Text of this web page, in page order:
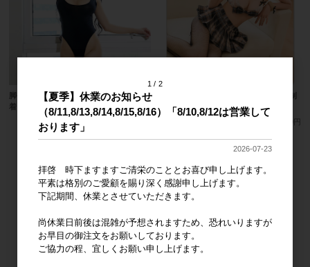
脚長のハイレグオープンTバック競泳水
着
カフェラテカラーの可愛すぎスクール制
3,380円
1 2
【夏季】休業のお知らせ
（8/11,8/13,8/14,8/15,8/16）「8/10,8/12は営業して
おります」
2026-07-23
拝啓 時下ますますご清栄のこととお喜び申し上げます。
平素は格別のご愛顧を賜り深く感謝申し上げます。
下記期間、休業とさせていただきます。
尚休業日前後は混雑が予想されますため、恐れいりますが
お早目の御注文をお願いしております。
ご協力の程、宜しくお願い申し上げます。